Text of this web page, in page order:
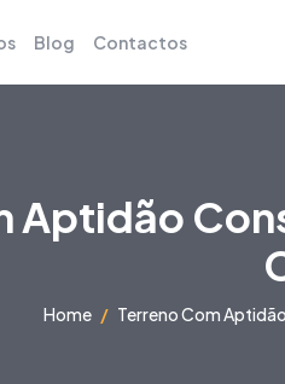
Blog Contactos
Aptidão
Home Terreno Com